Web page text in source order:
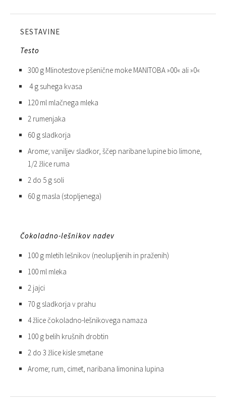
SESTAVINE
Testo
300 g Mlinotestove pšenične moke MANITOBA »00« ali »0«
4 g suhega kvasa
120 ml mlačnega mleka
2 rumenjaka
60 g sladkorja
Arome; vaniljev sladkor, ščep naribane lupine bio limone,
1/2 žlice ruma
2 do 5 g soli
60 g masla (stopljenega)
Čokoladno-lešnikov nadev
100 g mletih lešnikov (neolupljenih in praženih)
100 ml mleka
2 jajci
70 g sladkorja v prahu
4 žlice čokoladno-lešnikovega namaza
100 g belih krušnih drobtin
2 do 3 žlice kisle smetane
Arome; rum, cimet, naribana limonina lupina